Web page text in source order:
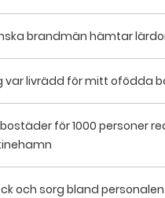
brandmän hämtar
var livrädd för mitt ofödda
för 1000 personer
och sorg bland personalen